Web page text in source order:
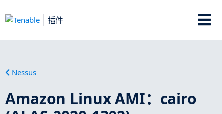
插件
Nessus
Amazon Linux AMI：cairo